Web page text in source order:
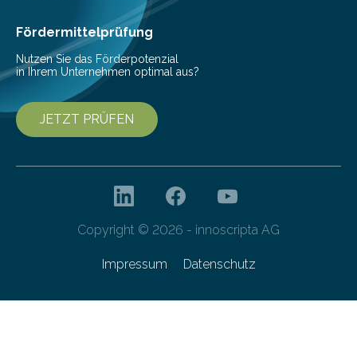
Fördermittelprüfung
Nutzen Sie das Förderpotenzial
in Ihrem Unternehmen optimal aus?
JETZT PRÜFEN
Copyright © 2026 - innoscripta AG
Impressum Datenschutz